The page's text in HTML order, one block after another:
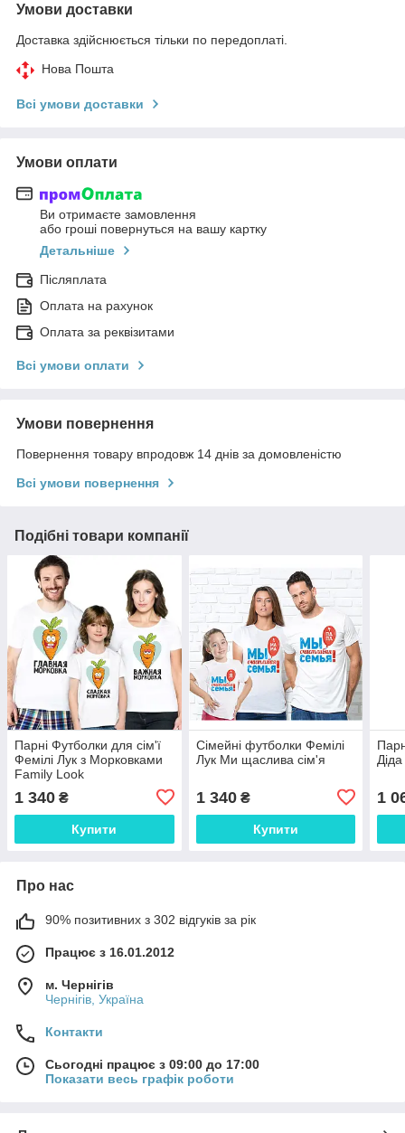
Умови доставки
Доставка здійснюється тільки по передоплаті.
Нова Пошта
Всі умови доставки
Умови оплати
Ви отримаєте замовлення
або гроші повернуться на вашу картку
Детальніше
Післяплата
Оплата на рахунок
Оплата за реквізитами
Всі умови оплати
Умови повернення
Повернення товару впродовж 14 днів за домовленістю
Всі умови повернення
Подібні товари компанії
Парні Футболки для сім'ї
Фемілі Лук з Морковками
Family Look
1 340 ₴
Купити
Сімейні футболки Фемілі
Лук Ми щаслива сім'я
1 340₴
Купити
1
Про нас
90% позитивних з 302 відгуків за рік
Працює з 16.01.2012
м. Чернігів
Чернігів, Україна
Контакти
Сьогодні працює з 09:00 до 17:00
Показати весь графік роботи